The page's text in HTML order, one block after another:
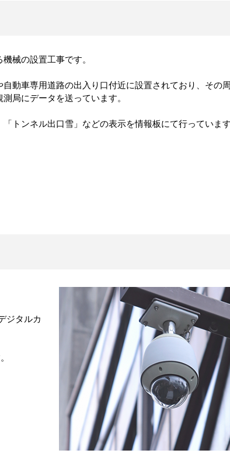
械の設置工事です。
自動車専用道路の出入り口付近に設置されており、その
局にデータを送っています。
トンネル出口雪」などの表示を情報板にて行っています
ジタルカ